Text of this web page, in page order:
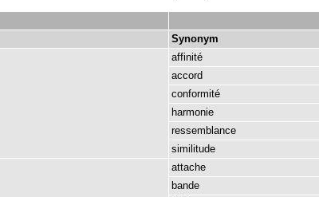
Synonym
affinité
accord
conformité
harmonie
ressemblance
similitude
attache
bande